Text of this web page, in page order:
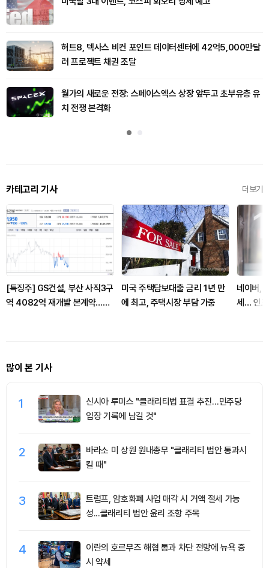
허트8, 텍사스 비컨 포인트 데이터센터에 42억5,000만달
러 프로젝트 채권 조달
월가의 새로운 전장: 스페이스엑스 상장 앞두고 초부유층 유
치 전쟁 본격화
카테고리 기사 더보기
[특징주] GS건설, 부산 사직3구
역 4082억 재개발 본계약…도
미국 주택담보대출 금리 1년 만
에 최고, 주택시장 부담 가중
네이버,
세… 인프
많이 본 기사
1
신시아 루미스 "클래리티법 표결 추진…민주당
입장 기록에 남길 것"
2
바라소 미 상원 원내총무 "클래리티 법안 통과시
킬 때"
3
트럼프, 암호화폐 사업 매각 시 거액 절세 가능
성...클래리티 법안 윤리 조항 주목
4
이란의 호르무즈 해협 통과 차단 전망에 뉴욕 증
시 약세